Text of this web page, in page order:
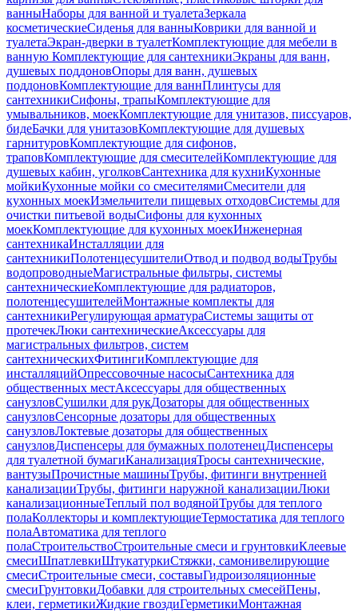
ванныНаборы для ванной и туалетаЗеркала
косметическиеСиденья для ванныКоврики для ванной и
туалетаЭкран-дверки в туалетКомплектующие для мебели в
ванную Комплектующие для сантехникиЭкраны для ванн,
душевых поддоновОпоры для ванн, душевых
поддоновКомплектующие для ваннПлинтусы для
сантехникиСифоны, трапыКомплектующие для
умывальников, моекКомплектующие для унитазов, писсуаров,
бидеБачки для унитазовКомплектующие для душевых
гарнитуровКомплектующие для сифонов,
траповКомплектующие для смесителейКомплектующие для
душевых кабин, уголковСантехника для кухниКухонные
мойкиКухонные мойки со смесителямиСмесители для
кухонных моекИзмельчители пищевых отходовСистемы для
очистки питьевой водыСифоны для кухонных
моекКомплектующие для кухонных моекИнженерная
сантехникаИнсталляции для
сантехникиПолотенцесушителиОтвод и подвод водыТрубы
водопроводныеМагистральные фильтры, системы
сантехническиеКомплектующие для радиаторов,
полотенцесушителейМонтажные комплекты для
сантехникиРегулирующая арматураСистемы защиты от
протечекЛюки сантехническиеАксессуары для
магистральных фильтров, систем
сантехническихФитингиКомплектующие для
инсталляцийОпрессовочные насосыСантехника для
общественных местАксессуары для общественных
санузловСушилки для рукДозаторы для общественных
санузловСенсорные дозаторы для общественных
санузловЛоктевые дозаторы для общественных
санузловДиспенсеры для бумажных полотенецДиспенсеры
для туалетной бумагиКанализацияТросы сантехнические,
вантузыПрочистные машиныТрубы, фитинги внутренней
канализацииТрубы, фитинги наружной канализацииЛюки
канализационныеТеплый пол водянойТрубы для теплого
полаКоллекторы и комплектующиеТермостатика для теплого
полаАвтоматика для теплого
полаСтроительствоСтроительные смеси и грунтовкиКлеевые
смесиШпатлевкиШтукатуркиСтяжки, самонивелирующие
смесиСтроительные смеси, составыГидроизоляционные
смесиГрунтовкиДобавки для строительных смесейПены,
клеи, герметикиЖидкие гвоздиГерметикиМонтажная